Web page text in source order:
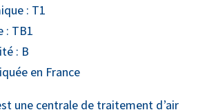
: T1
: TB1
: B
en France
une centrale de traitement d’air